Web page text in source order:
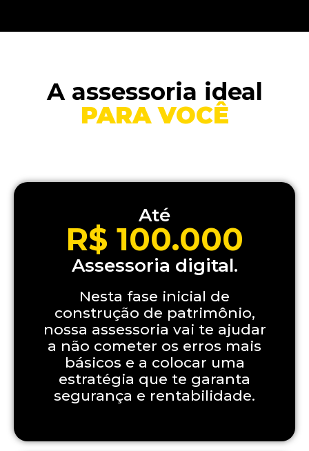
A assessoria ideal
PARA VOCÊ
Até
R$ 100.000
Assessoria digital.
Nesta fase inicial de
construção de patrimônio,
nossa assessoria vai te ajudar
a não cometer os erros mais
básicos e a colocar uma
estratégia que te garanta
segurança e rentabilidade.